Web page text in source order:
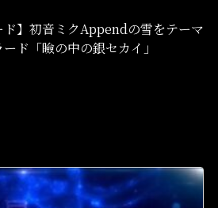
ド】初音ミクAppendの雪をテーマ
ド「瞼の中の銀セカイ」